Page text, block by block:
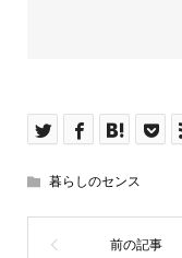
暮らしのセンス